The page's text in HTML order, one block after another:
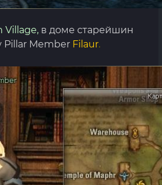
Village, в доме старейшин
Pillar Member Filaur.